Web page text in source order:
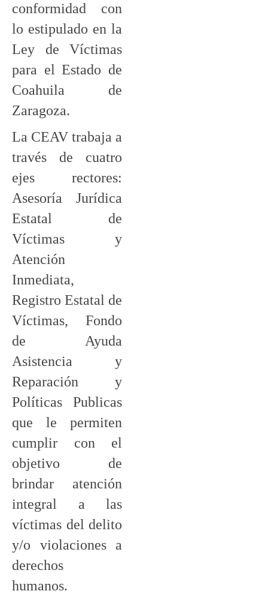
conformidad con
lo estipulado en la
Ley de Víctimas
para el Estado de
Coahuila de
Zaragoza.
La CEAV trabaja a
través de cuatro
ejes rectores:
Asesoría Jurídica
Estatal de
Víctimas y
Atención
Inmediata,
Registro Estatal de
Víctimas, Fondo
de Ayuda
Asistencia y
Reparación y
Políticas Publicas
que le permiten
cumplir con el
objetivo de
brindar atención
integral a las
víctimas del delito
y/o violaciones a
derechos
humanos.